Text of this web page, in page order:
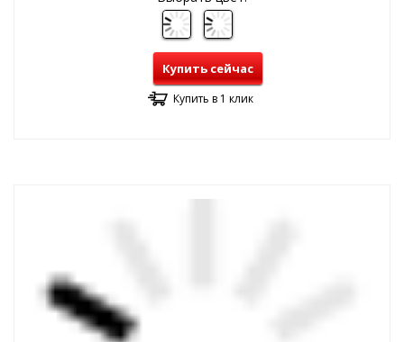
Купить сейчас
Купить в 1 клик